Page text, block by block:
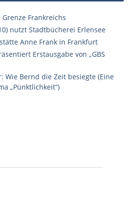
Frankreichs
nutzt Stadtbücherei Erlensee
Anne Frank in Frankfurt
Erstausgabe von „GBS
Wie Bernd die Zeit besiegte (Eine
„Pünktlichkeit“)